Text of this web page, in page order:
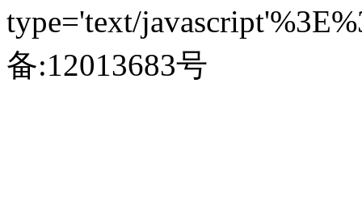
type='text/
备:12013683号